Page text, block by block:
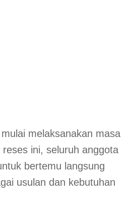
melaksanakan masa
ini, seluruh anggota
bertemu langsung
usulan dan kebutuhan